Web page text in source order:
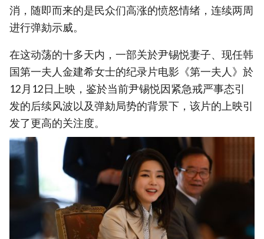
消，随即而来的是民众们高涨的愤怒情绪，连续两周
进行弹劾示威。
在这动荡的十多天内，一部关於尹锡悦妻子、现任韩
国第一夫人金建希女士的纪录片电影《第一夫人》於
12月12日上映，鉴於当前尹锡悦因紧急戒严事态引
发的后续风波以及弹劾局势的背景下，该片的上映引
发了更高的关注度。